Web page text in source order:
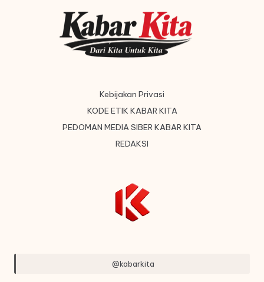
Kebijakan Privasi
KODE ETIK KABAR KITA
PEDOMAN MEDIA SIBER KABAR KITA
REDAKSI
@kabarkita